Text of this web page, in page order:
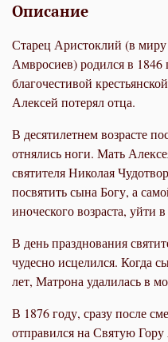
Описание
Старец Аристоклий (в
Амвросиев) родился в 1846
благочестивой
Алексей потерял отца.
В десятилетнем возрасте
отнялись ноги. Мать
святителя Николая
посвятить сына Богу, а
иноческого возраста, уйти
В день празднования
чудесно исцелился. Когда
лет, Матрона удалилась в
В 1876 году, сразу после
отправился на Святую